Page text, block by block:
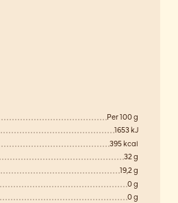
Per 100 g
1653 kJ
395 kcal
32 g
19,2 g
0 g
0 g